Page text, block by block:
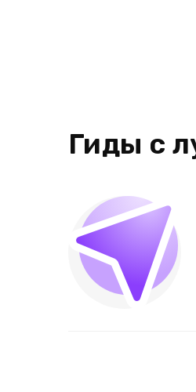
Гиды с